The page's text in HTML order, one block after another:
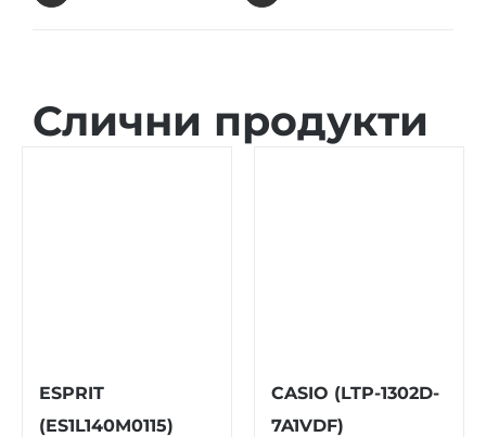
Слични продукти
ESPRIT
(ES1L140M0115)
CASIO (LTP-1302D-
7A1VDF)